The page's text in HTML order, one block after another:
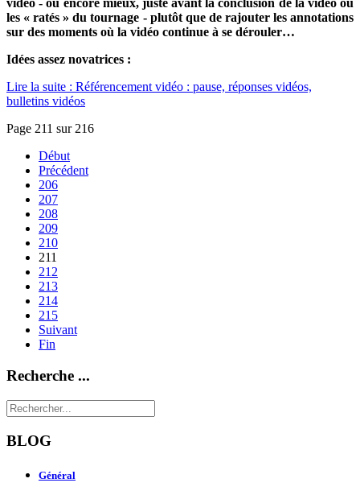
vidéo - ou encore mieux, juste avant la conclusion de la vidéo ou
les « ratés » du tournage - plutôt que de rajouter les annotations
sur des moments où la vidéo continue à se dérouler…
Idées assez novatrices :
Lire la suite : Référencement vidéo : pause, réponses vidéos,
bulletins vidéos
Page 211 sur 216
Début
Précédent
206
207
208
209
210
211
212
213
214
215
Suivant
Fin
Recherche ...
BLOG
Général